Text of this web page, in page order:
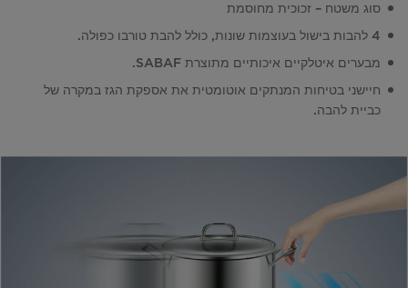
סוג משטח – זכוכית מחוסמת
4 להבות בישול בעוצמות שונות, כולל להבת טורבו כפולה.
מבערים איטלקיים איכותיים מתוצרת SABAF.
חיישני בטיחות המנתקים אוטומטית את אספקת הגז במקרה של
כביית להבה.